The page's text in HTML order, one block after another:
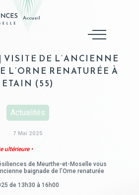
Accueil du club TR54
Accueil
VISITE DE L’ANCIENNE
L’ORNE RENATURÉE À
ETAIN (55)
Actualités
7 Mai 2025
ultérieure •
de Meurthe-et-Moselle vous
baignade de l’Orne renaturée
de 13h30 à 16h00